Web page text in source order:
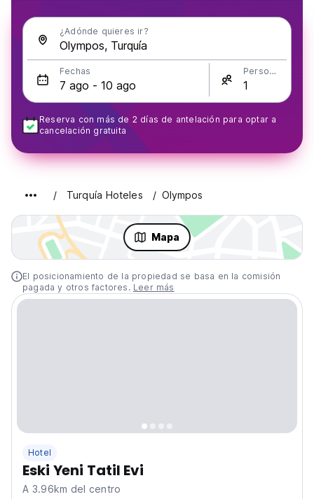
¿Adónde quieres ir?
Fechas Personas
Reserva con más de 2 días de antelación para optar a
cancelación gratuita
Turquía Hoteles Olympos
Mapa
El posicionamiento de la propiedad se basa en la comisión
pagada y otros factores. Leer más
Hotel
Eski Yeni Tatil Evi
A 3.96km del centro